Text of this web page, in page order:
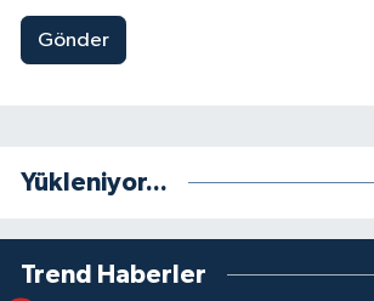
Gönder
Yükleniyor...
Trend Haberler